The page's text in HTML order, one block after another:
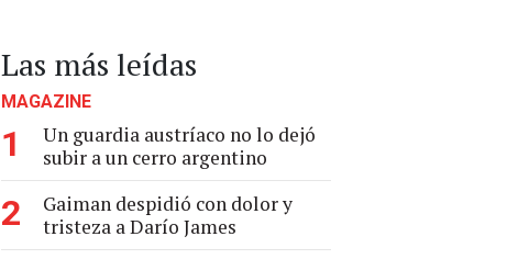
Las más leídas
MAGAZINE
1
Un guardia austríaco no lo dejó
subir a un cerro argentino
2
Gaiman despidió con dolor y
tristeza a Darío James